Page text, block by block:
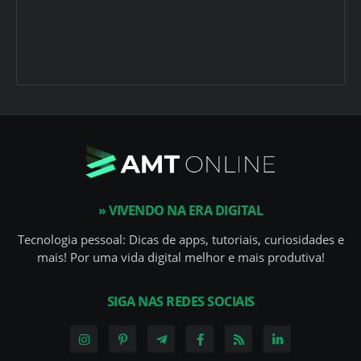
» VIVENDO NA ERA DIGITAL
Tecnologia pessoal: Dicas de apps, tutoriais, curiosidades e
mais! Por uma vida digital melhor e mais produtiva!
SIGA NAS REDES SOCIAIS